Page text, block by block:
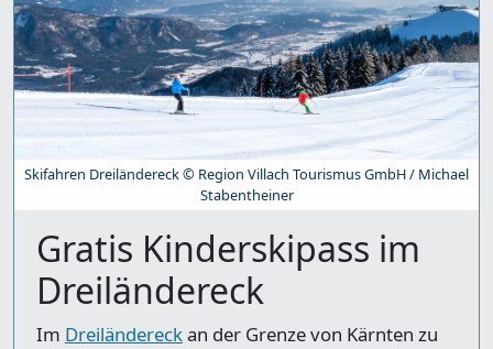
Skifahren Dreiländereck © Region Villach Tourismus GmbH / Michael
Stabentheiner
Gratis Kinderskipass im
Dreiländereck
Im Dreiländereckan der Grenze von Kärnten zu